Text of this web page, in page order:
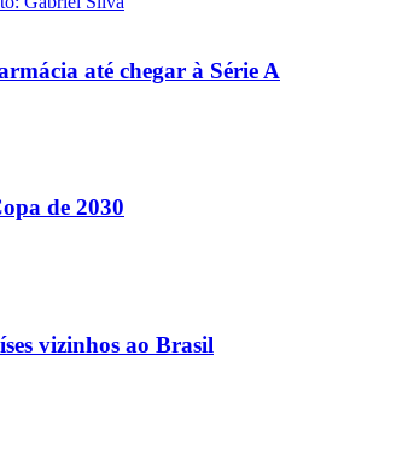
até chegar à Série A
de 2030
vizinhos ao Brasil